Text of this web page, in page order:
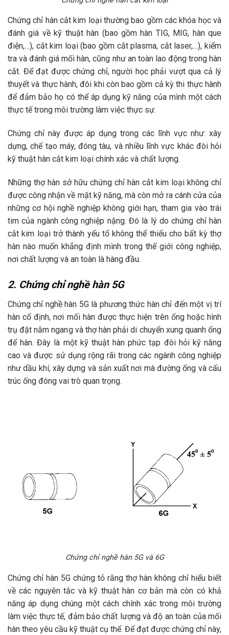
Chứng chỉ hàn cắt kim loại thường bao gồm các khóa học và
đánh giá về kỹ thuật hàn (bao gồm hàn TIG, MIG, hàn que
điện,…), cắt kim loại (bao gồm cắt plasma, cắt laser,…), kiểm
tra và đánh giá mối hàn, cũng như an toàn lao động trong hàn
cắt. Để đạt được chứng chỉ, người học phải vượt qua cả lý
thuyết và thực hành, đôi khi còn bao gồm cả kỳ thi thực hành
để đảm bảo họ có thể áp dụng kỹ năng của mình một cách
thực tế trong môi trường làm việc thực sự.
Chứng chỉ này được áp dụng trong các lĩnh vực như: xây
dựng, chế tạo máy, đóng tàu, và nhiều lĩnh vực khác đòi hỏi
kỹ thuật hàn cắt kim loại chính xác và chất lượng.
Những thợ hàn sở hữu chứng chỉ hàn cắt kim loại không chỉ
được công nhận về mặt kỹ năng, mà còn mở ra cánh cửa của
những cơ hội nghề nghiệp không giới hạn, tham gia vào trái
tim của ngành công nghiệp nặng. Đó là lý do chứng chỉ hàn
cắt kim loại trở thành yếu tố không thể thiếu cho bất kỳ thợ
hàn nào muốn khẳng định mình trong thế giới công nghiệp,
nơi chất lượng và an toàn là hàng đầu.
2. Chứng chỉ nghề hàn 5G
Chứng chỉ nghề hàn 5G là phương thức hàn chỉ đến một vị trí
hàn cố định, nơi mối hàn được thực hiện trên ống hoặc hình
trụ đặt nằm ngang và thợ hàn phải di chuyển xung quanh ống
để hàn. Đây là một kỹ thuật hàn phức tạp đòi hỏi kỹ năng
cao và được sử dụng rộng rãi trong các ngành công nghiệp
như dầu khí, xây dựng và sản xuất nơi mà đường ống và cấu
trúc ống đóng vai trò quan trọng.
Chứng chỉ nghề hàn 5G và 6G
Chứng chỉ hàn 5G chứng tỏ rằng thợ hàn không chỉ hiểu biết
về các nguyên tắc và kỹ thuật hàn cơ bản mà còn có khả
năng áp dụng chúng một cách chính xác trong môi trường
làm việc thực tế, đảm bảo chất lượng và độ an toàn của mối
hàn theo yêu cầu kỹ thuật cụ thể. Để đạt được chứng chỉ này,